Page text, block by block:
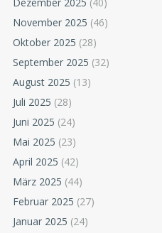
November 2025 (46)
Oktober 2025 (28)
September 2025 (32)
August 2025 (13)
Juli 2025 (28)
Juni 2025 (24)
Mai 2025 (23)
April 2025 (42)
März 2025 (44)
Februar 2025 (27)
Januar 2025 (24)